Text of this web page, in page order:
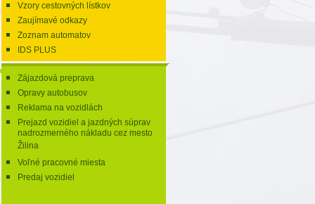
Vzory cestovných lístkov
Zaujímavé odkazy
Zoznam automatov
IDS PLUS
Zájazdová preprava
Opravy autobusov
Reklama na vozidlách
Prejazd vozidiel a jazdných súprav
nadrozmerného nákladu cez mesto
Žilina
Voľné pracovné miesta
Predaj vozidiel